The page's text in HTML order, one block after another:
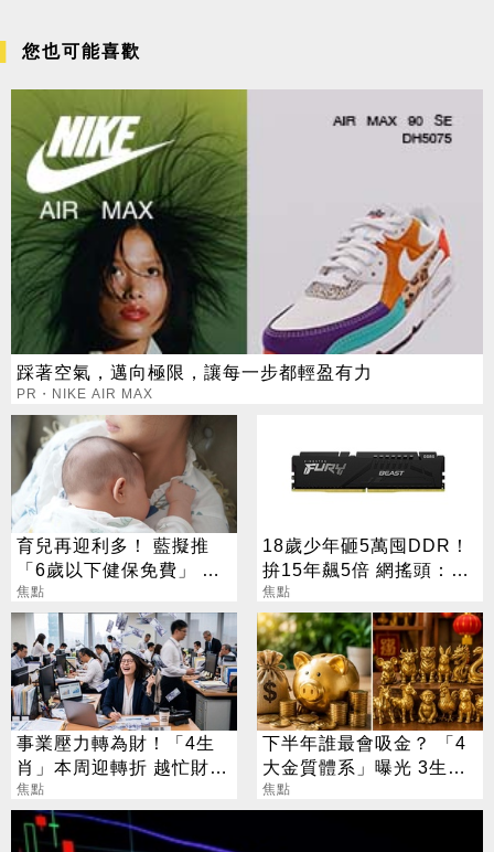
您也可能喜歡
踩著空氣，邁向極限，讓每一步都輕盈有力
PR・NIKE AIR MAX
育兒再迎利多！ 藍擬推
「6歲以下健保免費」 每
年減輕近萬元負擔
焦點
18歲少年砸5萬囤DDR！
拚15年飆5倍 網搖頭：會
報廢
焦點
事業壓力轉為財！「4生
肖」本周迎轉折 越忙財運
越旺
焦點
下半年誰最會吸金？ 「4
大金質體系」曝光 3生肖
偏財旺到「錢自己找上
門」
焦點